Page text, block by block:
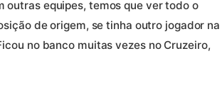
outras equipes, temos que ver todo o
de origem, se tinha outro jogador na
no banco muitas vezes no Cruzeiro,